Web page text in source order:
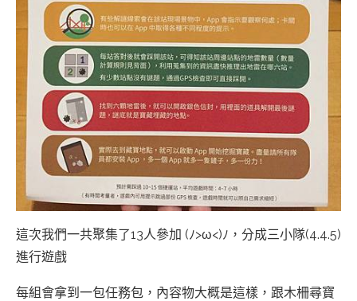
這次我們一共聚集了13人參加 (ﾉ>ω<)ﾉ，分成三小隊(4.4.5)
進行遊戲
每組會拿到一包任務包，內容物大概是這樣，跟木柵尋寶